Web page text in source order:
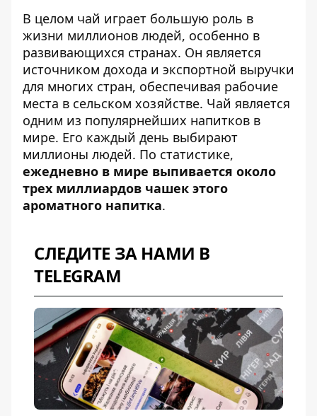
В целом чай играет большую роль в
жизни миллионов людей, особенно в
развивающихся странах. Он является
источником дохода и экспортной выручки
для многих стран, обеспечивая рабочие
места в сельском хозяйстве. Чай является
одним из популярнейших напитков в
мире. Его каждый день выбирают
миллионы людей. По статистике,
ежедневно в мире выпивается около
трех миллиардов чашек этого
ароматного напитка.
СЛЕДИТЕ ЗА НАМИ В
TELEGRAM